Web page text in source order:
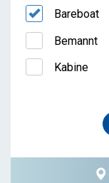
Bareboat
Bemannt
Kabine